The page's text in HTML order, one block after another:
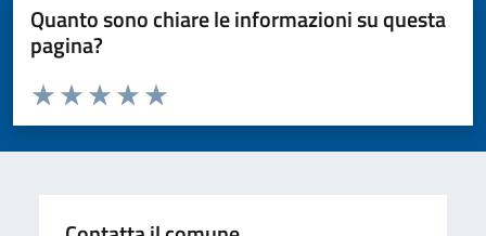
Quanto sono chiare le informazioni su questa
pagina?
Valuta da 1 a 5 stelle la pagina
Valuta 5 stelle su 5
Valuta 4 stelle su 5
Valuta 3 stelle su 5
Valuta 2 stelle su 5
Valuta 1 stelle su 5